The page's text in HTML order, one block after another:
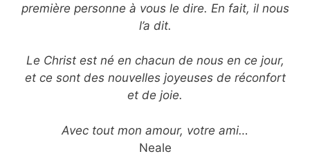
première personne à vous le dire. En fait, il nous
l’a dit.
Le Christ est né en chacun de nous en ce jour,
et ce sont des nouvelles joyeuses de réconfort
et de joie.
Avec tout mon amour, votre ami…
Neale